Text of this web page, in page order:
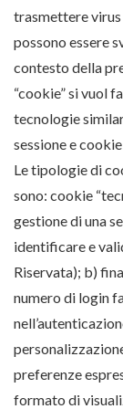
trasmettere
possono essere
contesto della
“cookie” si vuol
tecnologie
sessione e
Le tipologie di
sono: cookie
gestione di una
identificare e
Riservata); b)
numero di login
preferenze
formato di